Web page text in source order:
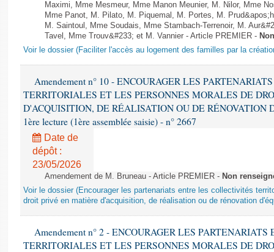
Dossiers législatifs
Budget et sécurité sociale
Questions écrites et orales
Maximi, Mme Mesmeur, Mme Manon Meunier, M. Nilor, Mme
Mme Panot, M. Pilato, M. Piquemal, M. Portes, M.
M. Saintoul, Mme Soudais, Mme Stambach-Terrenoir, M.
Tavel, Mme Trouv&#233; et M. Vannier - Article PREMIER -
Voir le dossier (Faciliter l'accès au logement des familles par la
Amendement n° 10 - ENCOURAGER LES
TERRITORIALES ET LES PERSONNES MORALES DE
D'ACQUISITION, DE RÉALISATION OU DE RÉNOVATION
1ère lecture (1ère assemblée saisie) - n° 2667
Date de
dépôt :
23/05/2026
Amendement de M. Bruneau - Article PREMIER - Non
Voir le dossier (Encourager les partenariats entre les collectivités
droit privé en matière d'acquisition, de réalisation ou de rénovation
Amendement n° 2 - ENCOURAGER LES
TERRITORIALES ET LES PERSONNES MORALES DE